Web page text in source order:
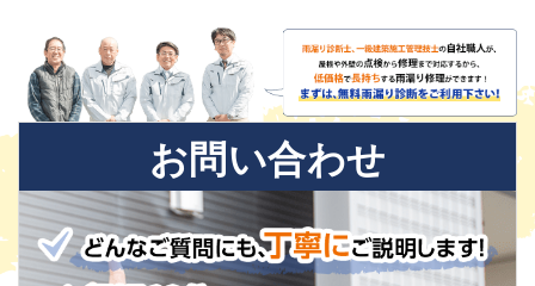
お問い合わせ